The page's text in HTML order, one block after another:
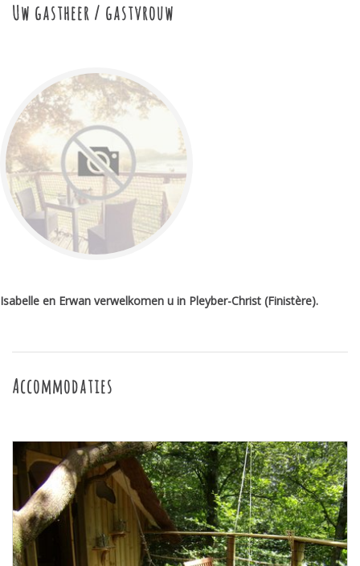
Uw gastheer / gastvrouw
Isabelle en Erwan verwelkomen u in Pleyber-Christ (Finistère).
Accommodaties